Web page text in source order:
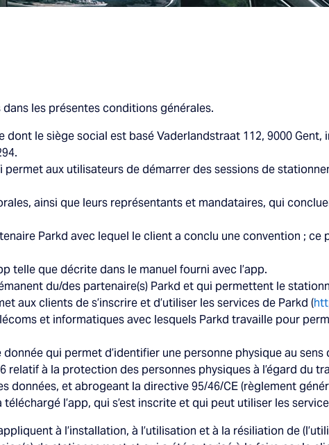
les présentes conditions générales.
dont le siège social est basé Vaderlandstraat 112, 9000
permet aux utilisateurs de démarrer des sessions de
ainsi que leurs représentants et mandataires, qui
Parkd avec lequel le client a conclu une convention ;
telle que décrite dans le manuel fourni avec l’app.
du/des partenaire(s) Parkd et qui permettent le
aux clients de s’inscrire et d’utiliser les services de Parkd (
et informatiques avec lesquels Parkd travaille pour
donnée qui permet d’identifier une personne physique au
relatif à la protection des personnes physiques à l’égard du
données, et abrogeant la directive 95/46/CE (règlement
l’app, qui s’est inscrite et qui peut utiliser les
à l’installation, à l’utilisation et à la résiliation de